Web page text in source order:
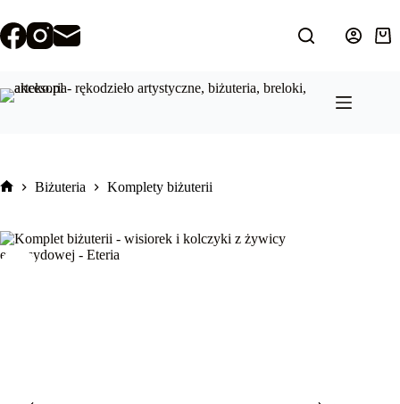
do
treści
Biżuteria Komplety biżuterii